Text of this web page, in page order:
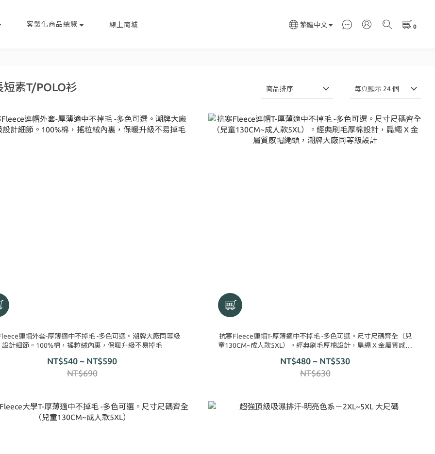
客製化商品總覽 線上商城 繁體中文
短素T/POLO衫 商品排序 每頁顯示 24 個
連帽外套-厚薄適中不掉毛 -多色可選。潮牌大廠同等級
設計細節。100%棉，搖粒絨內裏，保暖升級不易掉毛
NT$540 ~ NT$590
NT$690
抗寒Fleece連帽T-厚薄適中不掉毛 -多色可選。尺寸尺碼齊全（兒
童130CM~成人款5XL）。經典刷毛厚棉設計，扁繩 X 金屬質感帽
NT$480 ~ NT$530
NT$630